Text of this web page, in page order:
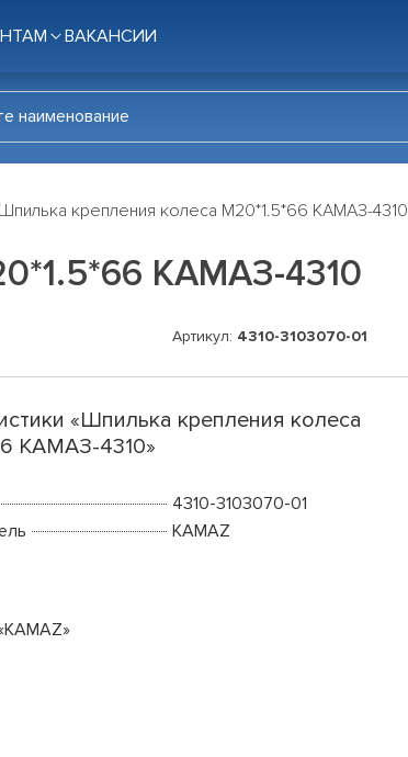
ВАКАНСИИ
Шпилька крепления колеса М20*1.5*66 КАМАЗ-4310
КАМАЗ-4310
Артикул: 4310-3103070-01
«Шпилька крепления колеса
КАМАЗ-4310»
4310-3103070-01
KAMAZ